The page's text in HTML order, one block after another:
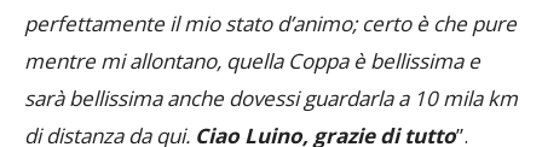
perfettamente il mio stato d’animo; certo è che pure
mentre mi allontano, quella Coppa è bellissima e
sarà bellissima anche dovessi guardarla a 10 mila km
di distanza da qui. Ciao Luino, grazie di tutto”.